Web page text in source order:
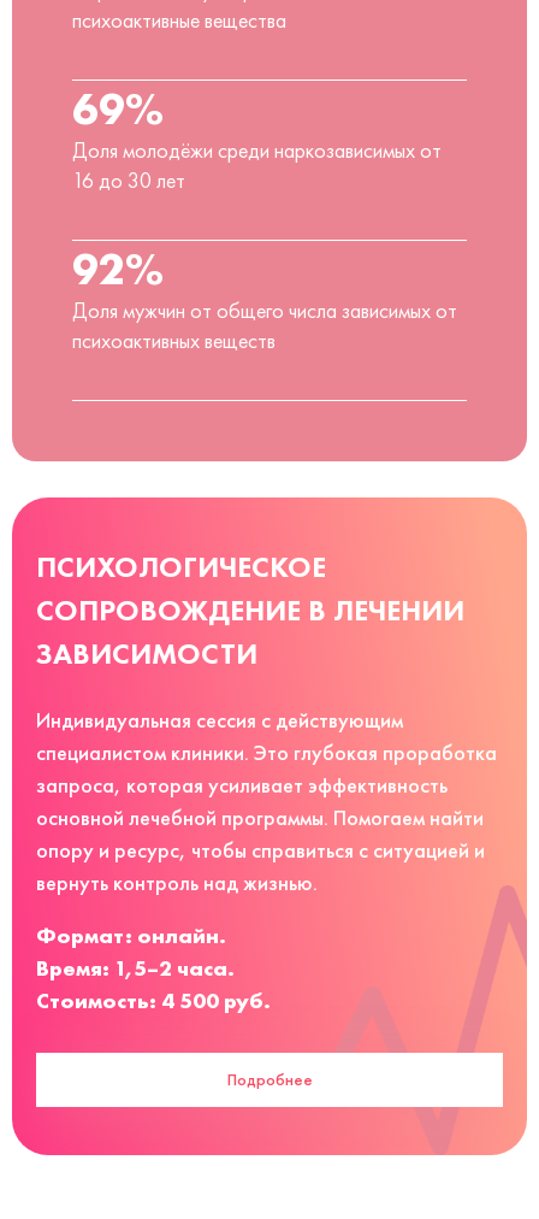
психоактивные вещества
69%
Доля молодёжи среди наркозависимых от
16 до 30 лет
92%
Доля мужчин от общего числа зависимых от
психоактивных веществ
ПСИХОЛОГИЧЕСКОЕ
СОПРОВОЖДЕНИЕ В ЛЕЧЕНИИ
ЗАВИСИМОСТИ
Индивидуальная сессия с действующим
специалистом клиники. Это глубокая проработка
запроса, которая усиливает эффективность
основной лечебной программы. Помогаем найти
опору и ресурс, чтобы справиться с ситуацией и
вернуть контроль над жизнью.
Формат: онлайн.
Время: 1,5–2 часа.
Стоимость: 4 500 руб.
Подробнее